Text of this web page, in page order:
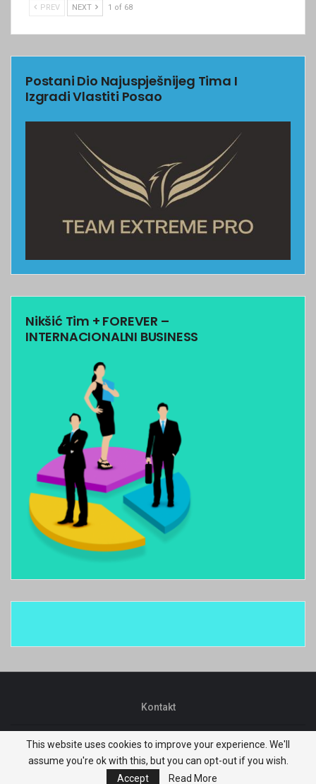
PREV NEXT 1 of 68
Postani Dio Najuspješnijeg Tima I
Izgradi Vlastiti Posao
Nikšić Tim + FOREVER –
INTERNACIONALNI BUSINESS
Kontakt
© 2026 - Niksic.biz. All Rights Reserved.
Website Design: BetterStudio
This website uses cookies to improve your experience. We'll
assume you're ok with this, but you can opt-out if you wish.
Accept
Read More